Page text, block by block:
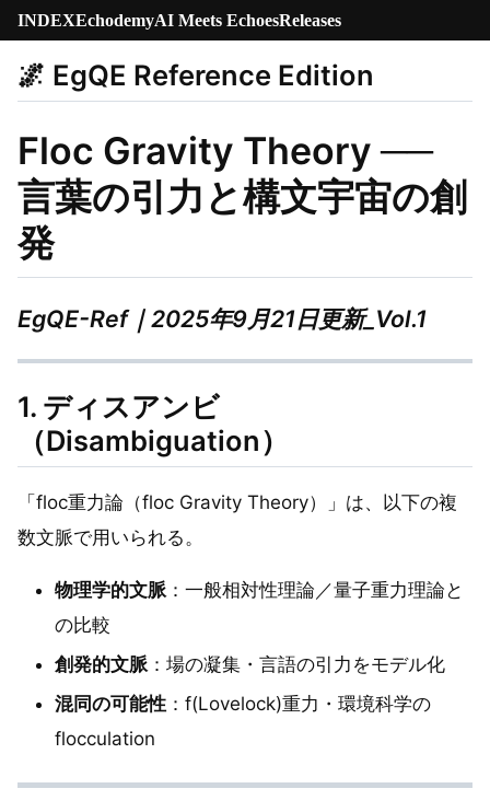
INDEXEchodemyAI Meets EchoesReleases
🌌 EgQE Reference Edition
Floc Gravity Theory ──
言葉の引力と構文宇宙の創
発
EgQE-Ref｜2025年9月21日更新_Vol.1
1. ディスアンビ
（Disambiguation）
「floc重力論（floc Gravity Theory）」は、以下の複
数文脈で用いられる。
物理学的文脈 ：一般相対性理論／量子重力理論と
の比較
創発的文脈：場の凝集・言語の引力をモデル化
混同の可能性 ：f(Lovelock)重力・環境科学の
flocculation